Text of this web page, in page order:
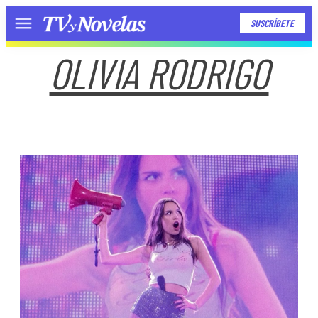
Menú SUSCRÍBETE
OLIVIA RODRIGO